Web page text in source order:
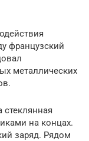
французский
металлических
на концах.
заряд. Рядом